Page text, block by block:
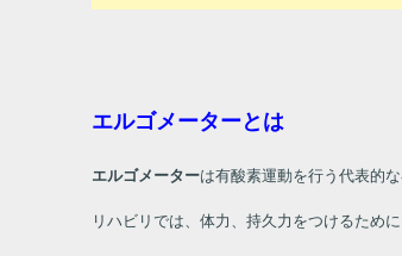
エルゴメーターとは
エルゴメーターは有酸素運動を行う代表的な
リハビリでは、体力、持久力をつけるため